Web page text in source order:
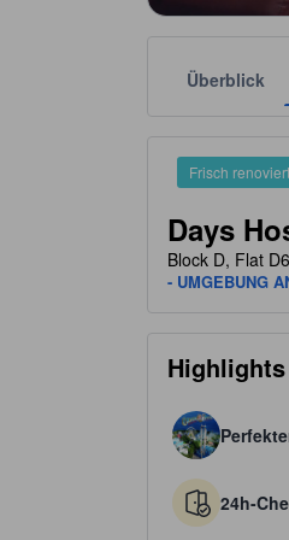
Überblick
Frisch renoviert
Days
Block D, Flat
- UMGEBUNG
24h-